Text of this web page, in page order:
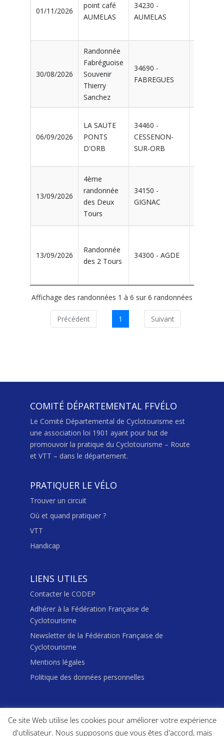
01/11/2026
point café
AUMELAS
34230 -
AUMELAS
30/08/2026
Randonnée
Fabréguoise
Souvenir
Thierry
Sanchez
34690 -
FABREGUES
06/09/2026
LA SAUTE
PONTS
D'ORB
34460 -
CESSENON-
SUR-ORB
13/09/2026
4ème
randonnée
des Deux
Tours
34150 -
GIGNAC
13/09/2026
Randonnée
des 2 Tours
34300 - AGDE
Affichage des randonnées 1 à 6 sur 6 randonnées
Précédent 1 Suivant
COMITÉ DÉPARTEMENTAL FFVÉLO
Le Comité Départemental de Cyclotourisme est
une association loi 1901 ayant pour but de
promouvoir la pratique du Cyclotourisme – Route
et VTT – dans le département.
PRATIQUER LE VÉLO
Trouver un circuit
Où et quand pratiquer ?
VTT
Handicap
LIENS UTILES
Contacter le CODEP
Adhérer à la Fédération Française de
Cyclotourisme
Newsletter de la Fédération Française de
Cyclotourisme
Mentions légales
Politique des données personnelles
Ce site Web utilise les cookies pour améliorer votre expérience
d'utilisateur. Nous supposons que vous êtes d'accord, mais